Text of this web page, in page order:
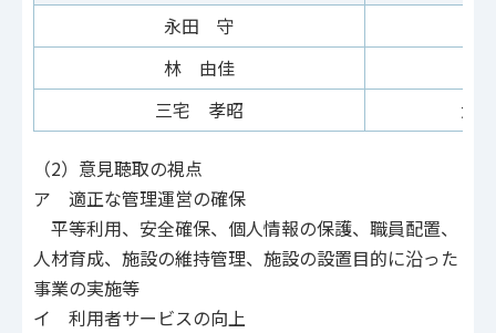
永田 守
林 由佳
三宅 孝昭
大
（2）意見聴取の視点
ア 適正な管理運営の確保
平等利用、安全確保、個人情報の保護、職員配置、
人材育成、施設の維持管理、施設の設置目的に沿った
事業の実施等
イ 利用者サービスの向上